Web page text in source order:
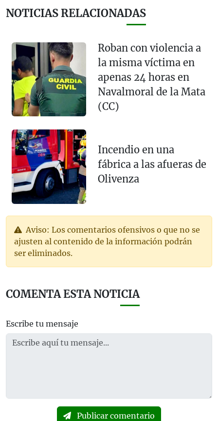
NOTICIAS RELACIONADAS
Roban con violencia a
la misma víctima en
apenas 24 horas en
Navalmoral de la Mata
(CC)
Incendio en una
fábrica a las afueras de
Olivenza
Aviso: Los comentarios ofensivos o que no se
ajusten al contenido de la información podrán
ser eliminados.
COMENTA ESTA NOTICIA
Escribe tu mensaje
Publicar comentario